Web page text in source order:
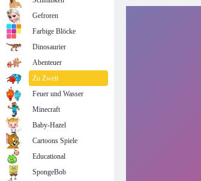
Gefroren
Farbige Blöcke
Dinosaurier
Abenteuer
Zu Zweit
Feuer und Wasser
Minecraft
Baby-Hazel
Cartoons Spiele
Educational
SpongeBob